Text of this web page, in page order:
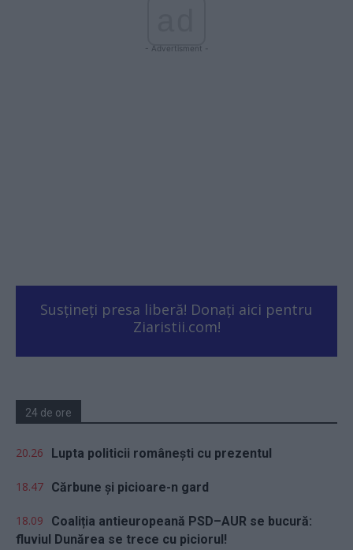
- Advertisment -
Susțineți presa liberă! Donați aici pentru
Ziaristii.com!
24 de ore
20.26 Lupta politicii românești cu prezentul
18.47 Cărbune și picioare-n gard
18.09
Coaliția antieuropeană PSD–AUR se bucură:
fluviul Dunărea se trece cu piciorul!